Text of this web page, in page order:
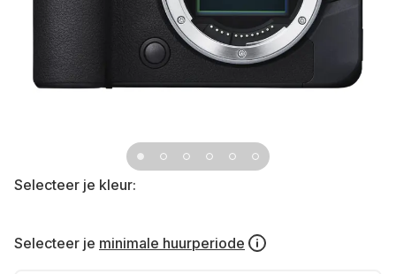
Selecteer je kleur:
Selecteer je minimale huurperiode